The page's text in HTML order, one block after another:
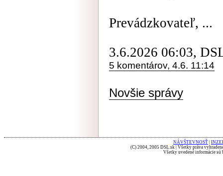
Prevádzkovateľ, ...
3.6.2026 06:03,
5 komentárov, 4.6. 11:14
Novšie správy
NÁVŠTEVNOSŤ
(C) 2004, 2005 DSL.sk | Všetky práva
Všetky uvedené informácie sú